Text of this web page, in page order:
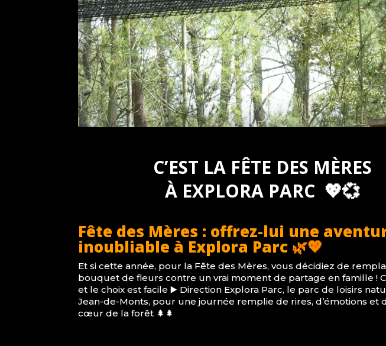
C’EST LA FÊTE DES MÈRES
À EXPLORA PARC 💖💞
Fête des Mères : offrez-lui une
inoubliable à Explora Parc 🌿💖
Et si cette année, pour la Fête des Mères, vous décidiez de
bouquet de fleurs contre un vrai moment de partage en famille !
et le choix est facile ▶️ Direction Explora Parc, le parc de loisirs
Jean-de-Monts, pour une journée remplie de rires, d’émotions et
cœur de la forêt 🌲🌲